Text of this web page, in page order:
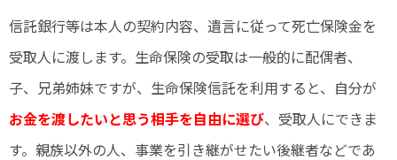
信託銀行等は本人の契約内容、遺言に従って死亡保険金を
受取人に渡します。生命保険の受取は一般的に配偶者、
子、兄弟姉妹ですが、生命保険信託を利用すると、自分が
お金を渡したいと思う相手を自由に選び、受取人にできま
す。親族以外の人、事業を引き継がせたい後継者などであ